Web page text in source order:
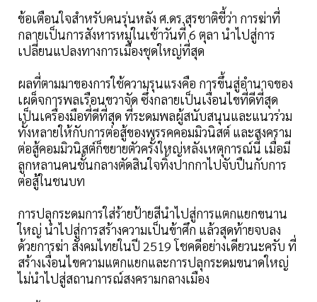
ข้อเตือนใจสำหรับคนรุ่นหลัง ศ.ดร.สุรชาติชี้ว่า การฆ่าที่
กลายเป็นการสังหารหมู่ในเช้าวันที่ 6 ตุลา นำไปสู่การ
เปลี่ยนแปลงทางการเมืองชุดใหญ่ที่สุด
ผลที่ตามมาของการใช้ความรุนแรงคือ การขึ้นสู่อำนาจของ
เผด็จการพลเรือนขวาจัด ซึ่งกลายเป็นเงื่อนไขที่ดีที่สุด
เป็นเครื่องมือที่ดีที่สุด ที่ระดมพลผู้สนับสนุนและแนวร่วม
ทั้งหลายให้กับการต่อสู้ของพรรคคอมมิวนิสต์ และสงคราม
ต่อสู้คอมมิวนิสต์ก็ขยายตัวครั้งใหญ่หลังเหตุการณ์นี้ เมื่อมี
ลูกหลานคนชั้นกลางตัดสินใจทิ้งปากกาไปจับปืนกับการ
ต่อสู้ในชนบท
การปลุกระดมการใส่ร้ายป้ายสีนำไปสู่การแตกแยกขนาน
ใหญ่ นำไปสู่การสร้างความเป็นข้าศึก แล้วสุดท้ายจบลง
ด้วยการฆ่า สังคมไทยในปี 2519 โชคดีอย่างเดียวนะครับ ที่
สร้างเงื่อนไขความแตกแยกและการปลุกระดมขนาดใหญ่
ไม่นำไปสู่สถานการณ์สงครามกลางเมือง